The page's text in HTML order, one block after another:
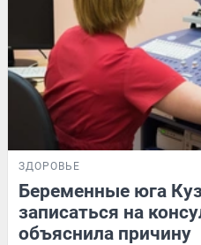
ЗДОРОВЬЕ
Беременные юга
записаться на
объяснила причину